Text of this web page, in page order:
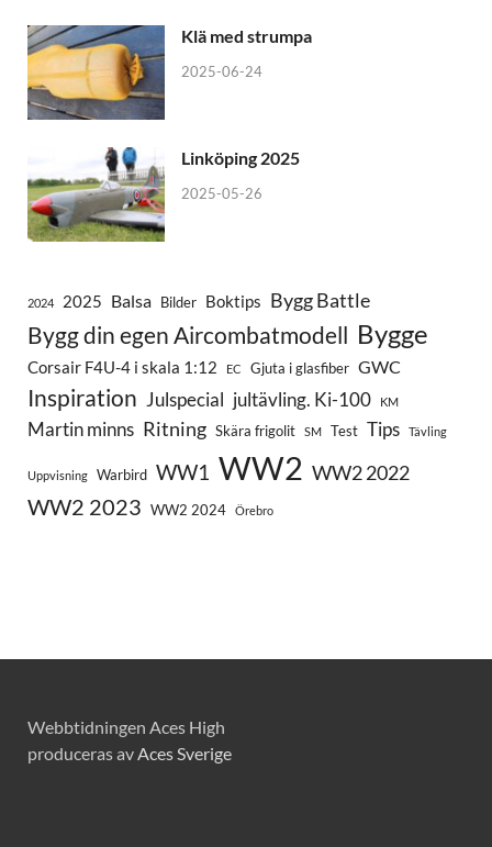
Klä med strumpa
2025-06-24
Linköping 2025
2025-05-26
2024 2025 Balsa Bilder Boktips Bygg Battle
Bygg din egen Aircombatmodell Bygge
Corsair F4U-4 i skala 1:12 EC Gjuta i glasfiber GWC
Inspiration Julspecial jultävling. Ki-100 KM
Martin minns Ritning Skära frigolit SM Test Tips Tävling
Uppvisning Warbird WW1 WW2 WW2 2022
WW2 2023 WW2 2024 Örebro
Webbtidningen Aces High
produceras avAces Sverige